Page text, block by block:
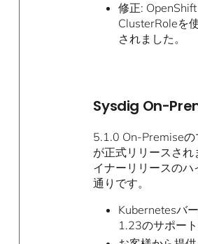
修正:
ClusterRoleを
されました。
Sysdig On-
5.1.0 On-Premiseの
が正式リリースさ
イナーリリースの
通りです。
Kubernetesバ
1.23のサポー